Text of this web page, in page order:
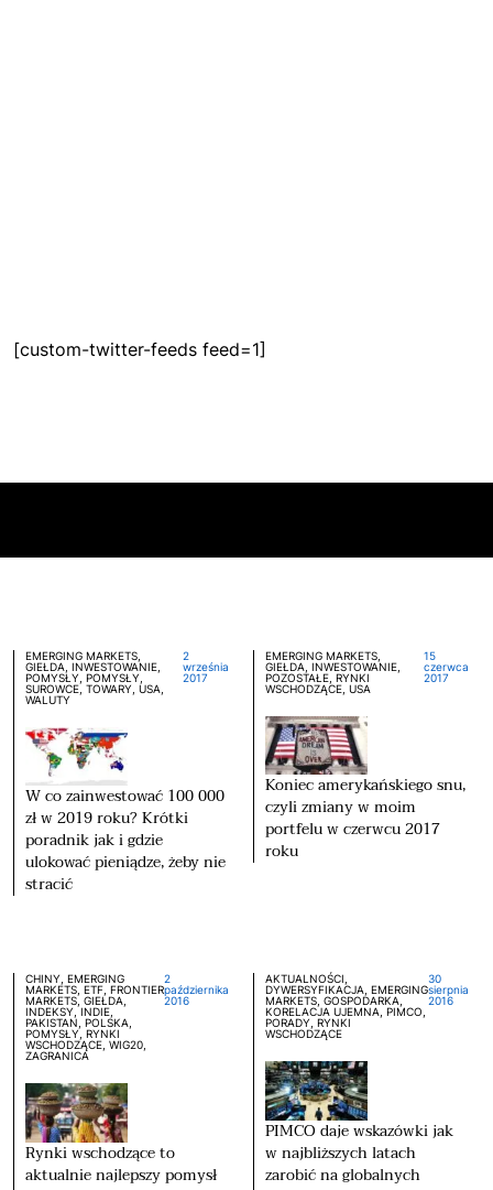
[custom-twitter-feeds feed=1]
EMERGING MARKETS,
GIEŁDA, INWESTOWANIE,
POMYSŁY, POMYSŁY,
SUROWCE, TOWARY, USA,
WALUTY
2
września
2017
W co zainwestować 100 000
zł w 2019 roku? Krótki
poradnik jak i gdzie
ulokować pieniądze, żeby nie
stracić
EMERGING MARKETS,
GIEŁDA, INWESTOWANIE,
POZOSTAŁE, RYNKI
WSCHODZĄCE, USA
15
czerwca
2017
Koniec amerykańskiego snu,
czyli zmiany w moim
portfelu w czerwcu 2017
roku
CHINY, EMERGING
MARKETS, ETF, FRONTIER
MARKETS, GIEŁDA,
INDEKSY, INDIE,
PAKISTAN, POLSKA,
POMYSŁY, RYNKI
WSCHODZĄCE, WIG20,
ZAGRANICA
2
października
2016
Rynki wschodzące to
aktualnie najlepszy pomysł
AKTUALNOŚCI,
DYWERSYFIKACJA, EMERGING
MARKETS, GOSPODARKA,
KORELACJA UJEMNA, PIMCO,
PORADY, RYNKI
WSCHODZĄCE
30
sierpnia
2016
PIMCO daje wskazówki jak
w najbliższych latach
zarobić na globalnych